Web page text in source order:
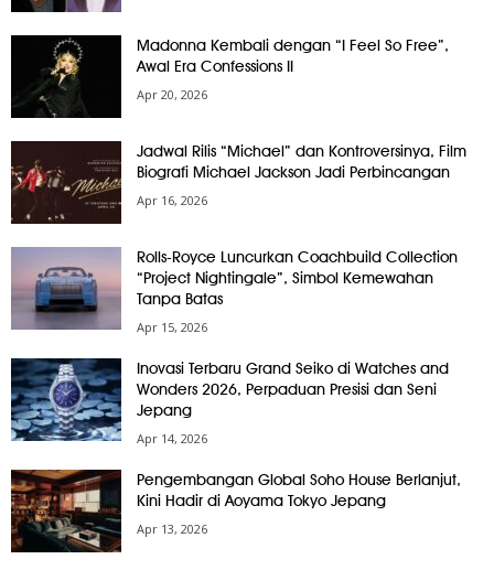
Madonna Kembali dengan “I Feel So Free”,
Awal Era Confessions II
Apr 20, 2026
Jadwal Rilis “Michael” dan Kontroversinya, Film
Biografi Michael Jackson Jadi Perbincangan
Apr 16, 2026
Rolls-Royce Luncurkan Coachbuild Collection
“Project Nightingale”, Simbol Kemewahan
Tanpa Batas
Apr 15, 2026
Inovasi Terbaru Grand Seiko di Watches and
Wonders 2026, Perpaduan Presisi dan Seni
Jepang
Apr 14, 2026
Pengembangan Global Soho House Berlanjut,
Kini Hadir di Aoyama Tokyo Jepang
Apr 13, 2026